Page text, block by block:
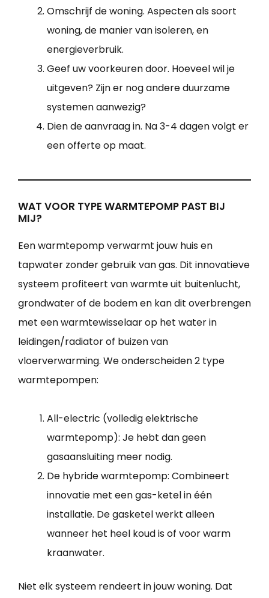
Omschrijf de woning. Aspecten als soort
woning, de manier van isoleren, en
energieverbruik.
Geef uw voorkeuren door. Hoeveel wil je
uitgeven? Zijn er nog andere duurzame
systemen aanwezig?
Dien de aanvraag in. Na 3-4 dagen volgt er
een offerte op maat.
WAT VOOR TYPE WARMTEPOMP PAST BIJ
MIJ?
Een warmtepomp verwarmt jouw huis en
tapwater zonder gebruik van gas. Dit innovatieve
systeem profiteert van warmte uit buitenlucht,
grondwater of de bodem en kan dit overbrengen
met een warmtewisselaar op het water in
leidingen/radiator of buizen van
vloerverwarming. We onderscheiden 2 type
warmtepompen:
All-electric (volledig elektrische
warmtepomp): Je hebt dan geen
gasaansluiting meer nodig.
De hybride warmtepomp: Combineert
innovatie met een gas-ketel in één
installatie. De gasketel werkt alleen
wanneer het heel koud is of voor warm
kraanwater.
Niet elk systeem rendeert in jouw woning. Dat